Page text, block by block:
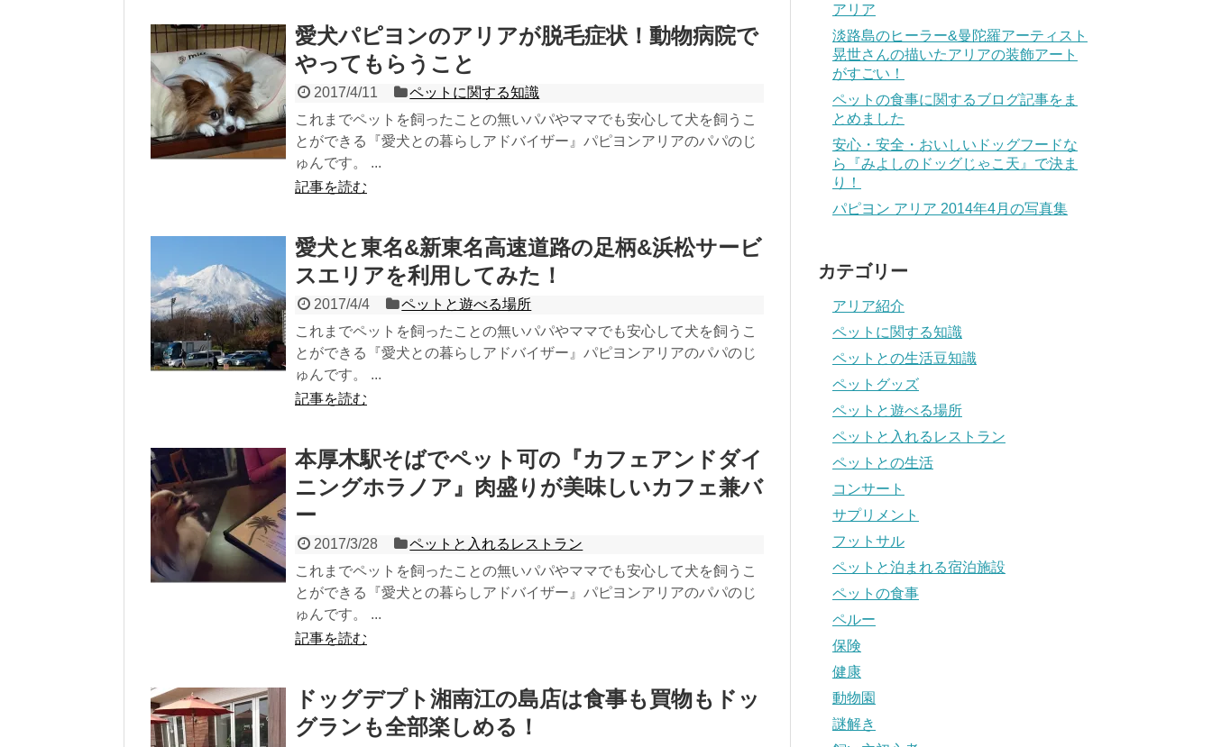
愛犬パピヨンのアリアが脱毛症状！動物病院で
やってもらうこと
2017/4/11
ペットに関する知識
これまでペットを飼ったことの無いパパやママでも安心して犬を飼うこ
とができる『愛犬との暮らしアドバイザー』パピヨンアリアのパパのじ
ゅんです。 ...
記事を読む
愛犬と東名&新東名高速道路の足柄&浜松サービ
スエリアを利用してみた！
2017/4/4
ペットと遊べる場所
これまでペットを飼ったことの無いパパやママでも安心して犬を飼うこ
とができる『愛犬との暮らしアドバイザー』パピヨンアリアのパパのじ
ゅんです。 ...
記事を読む
本厚木駅そばでペット可の『カフェアンドダイ
ニングホラノア』肉盛りが美味しいカフェ兼バ
ー
2017/3/28
ペットと入れるレストラン
これまでペットを飼ったことの無いパパやママでも安心して犬を飼うこ
とができる『愛犬との暮らしアドバイザー』パピヨンアリアのパパのじ
ゅんです。 ...
記事を読む
ドッグデプト湘南江の島店は食事も買物もドッ
グランも全部楽しめる！
アリア
淡路島のヒーラー&曼陀羅アーティスト
晃世さんの描いたアリアの装飾アート
がすごい！
ペットの食事に関するブログ記事をま
とめました
安心・安全・おいしいドッグフードな
ら『みよしのドッグじゃこ天』で決ま
り！
パピヨン アリア 2014年4月の写真集
カテゴリー
アリア紹介
ペットに関する知識
ペットとの生活豆知識
ペットグッズ
ペットと遊べる場所
ペットと入れるレストラン
ペットとの生活
コンサート
サプリメント
フットサル
ペットと泊まれる宿泊施設
ペットの食事
ペルー
保険
健康
動物園
謎解き